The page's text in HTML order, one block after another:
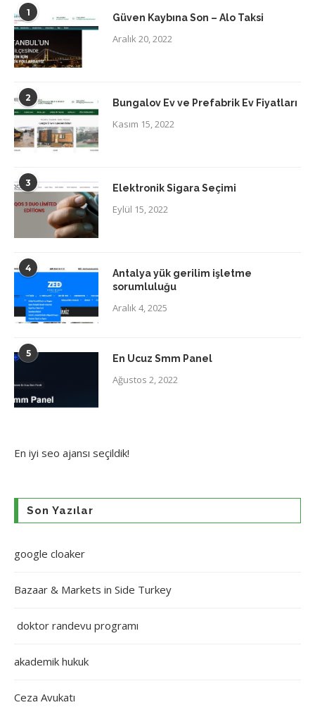
1 Güven Kaybına Son – Alo Taksi
Aralık 20, 2022
2 Bungalov Ev ve Prefabrik Ev Fiyatları
Kasım 15, 2022
3 Elektronik Sigara Seçimi
Eylül 15, 2022
4
Antalya yük gerilim işletme
sorumluluğu
Aralık 4, 2025
5 En Ucuz Smm Panel
Ağustos 2, 2022
En iyi seo ajansı seçildik!
Son Yazılar
google cloaker
Bazaar & Markets in Side Turkey
doktor randevu programı
akademik hukuk
Ceza Avukatı